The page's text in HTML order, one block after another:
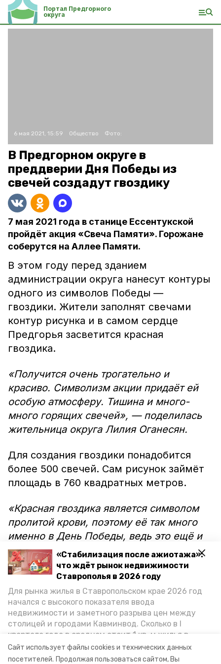
Сайт использует файлы cookies и технических данных
посетителей. Продолжая пользоваться сайтом, Вы
«Стабилизация после ажиотажа»:
что ждёт рынок недвижимости
Ставрополья в 2026 году
Для рынка жилья в Ставропольском крае 2026 год
начался с высокого показателя ввода
недвижимости и заметного разрыва цен между
столицей и городами Кавминвод. Сколько в I
квартале года в среднем стоит 1 кв. м жилья в
городах и округах региона, как изменился спрос на
первичку и вторичку, какова себестоимость
Портал Предгорного
округа
6 мая 2021, 15:59 Общество Фото:
В Предгорном округе в
преддверии Дня Победы из
свечей создадут гвоздику
7 мая 2021 года в станице Ессентукской
пройдёт акция «Свеча Памяти». Горожане
соберутся на Аллее Памяти.
В этом году перед зданием
администрации округа нанесут контуры
одного из символов Победы —
гвоздики. Жители заполнят свечами
контур рисунка и в самом сердце
Предгорья засветится красная
гвоздика.
«Получится очень трогательно и
красиво. Символизм акции придаёт ей
особую атмосферу. Тишина и много-
много горящих свечей», — поделилась
жительница округа Лилия Оганесян.
Для создания гвоздики понадобится
более 500 свечей. Сам рисунок займёт
площадь в 760 квадратных метров.
«Красная гвоздика является символом
пролитой крови, поэтому её так много
именно в День Победы, ведь это ещё и
день памяти всех погибших. Кроме того,
этот цветок — это ещё и символ борьбы
и воинственности. Нам хотелось, чтобы
акция «Свеча Памяти» приняла какую-то
новую форму», — рассказал глава
округа Николай Бондаренко.
В акции примут участие более тысячи
горожан.